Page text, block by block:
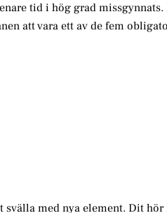
tid i hög grad missgynnats.
att vara ett av de fem
svälla med nya element. Dit hör